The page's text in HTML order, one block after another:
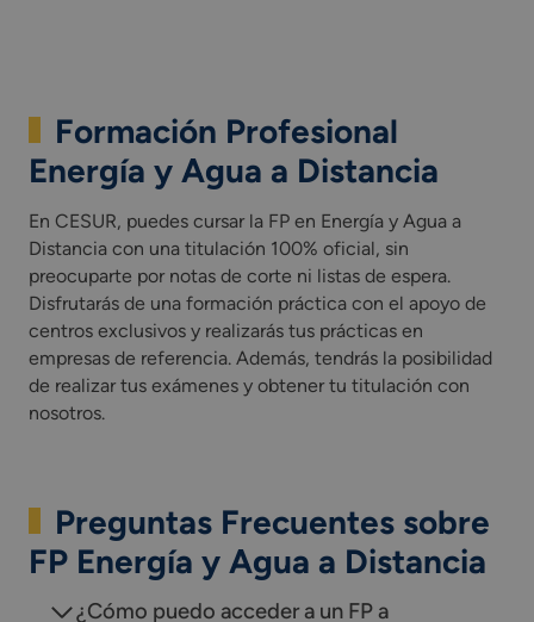
Formación Profesional
Energía y Agua a Distancia
En CESUR, puedes cursar la FP en Energía y Agua a
Distancia con una titulación 100% oficial, sin
preocuparte por notas de corte ni listas de espera.
Disfrutarás de una formación práctica con el apoyo de
centros exclusivos y realizarás tus prácticas en
empresas de referencia. Además, tendrás la posibilidad
de realizar tus exámenes y obtener tu titulación con
nosotros.
Preguntas Frecuentes sobre
FP Energía y Agua a Distancia
¿Cómo puedo acceder a un FP a